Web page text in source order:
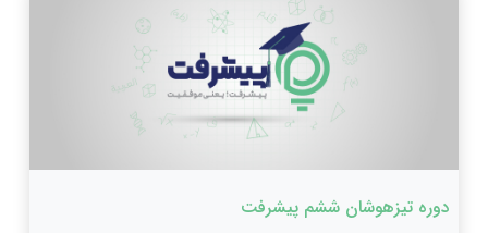
دوره تیزهوشان ششم پیشرفت